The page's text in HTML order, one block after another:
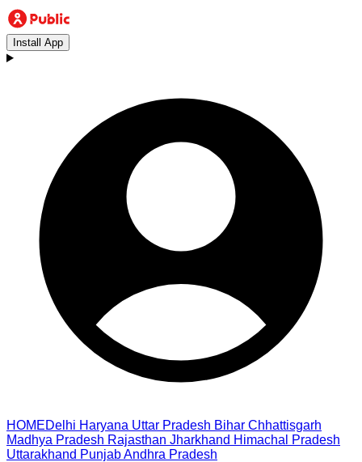
Install App
HOMEDelhi Haryana Uttar Pradesh Bihar Chhattisgarh
Madhya Pradesh Rajasthan Jharkhand Himachal Pradesh
Uttarakhand PunjabAndhra Pradesh